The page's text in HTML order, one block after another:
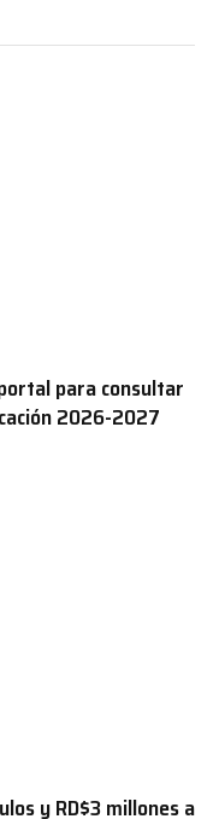
para consultar
2026-2027
y RD$3 millones a